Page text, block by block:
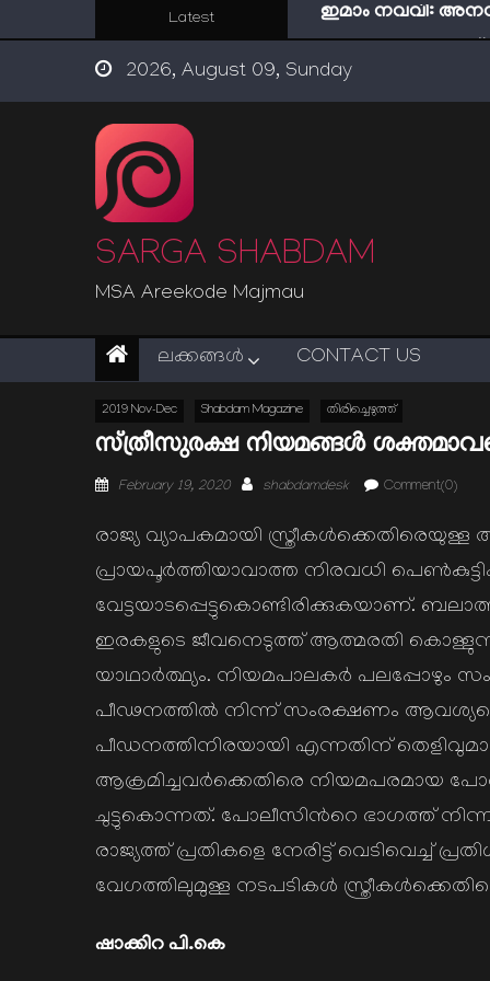
Latest
പശ്ചാത്താപം:
ഇന്ന് നേടിയാൽ
“ട്രംപ് 2.0”
2026, August 09, Sunday
SARGA SHABDAM
MSA Areekode Majmau
ലക്കങ്ങള്‍ CONTACT US
2019 Nov-Dec Shabdam Magazine തിരിച്ചെഴുത്ത്
സ്ത്രീസുരക്ഷ നിയമങ്ങള്‍
Posted
February 19, 2020 Author
shabdamdesk Comment(0)
രാജ്യ വ്യാപകമായി
പ്രായപൂര്‍ത്തിയാവാത്ത നിരവധി
വേട്ടയാടപ്പെട്ടുകൊണ്ടിരിക്കുകയാണ്.
ഇരകളുടെ ജീവനെടുത്ത് ആത്മരതി
യാഥാര്‍ത്ഥ്യം. നിയമപാലകര്‍ പലപ്പോഴും
പീഢനത്തില്‍ നിന്ന് സംരക്ഷണം
പീഡനത്തിനിരയായി എന്നതിന്
ആക്രമിച്ചവര്‍ക്കെതിരെ നിയമപരമായ
ചുട്ടുകൊന്നത്. പോലീസിന്‍റെ ഭാഗത്ത്
രാജ്യത്ത് പ്രതികളെ നേരിട്ട് വെടിവെച്ച്
വേഗത്തിലുമുള്ള നടപടികള്‍
ഷാക്കിറ പി.കെ